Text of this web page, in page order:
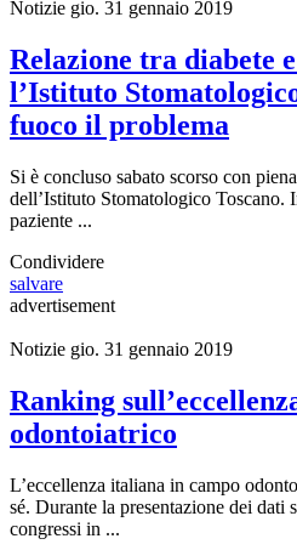
Notizie gio. 31 gennaio 2019
Relazione tra diabete
l’Istituto
fuoco il problema
Si è concluso sabato scorso con
dell’Istituto Stomatologico Toscano.
paziente ...
Condividere
salvare
advertisement
Notizie gio. 31 gennaio 2019
Ranking
odontoiatrico
L’eccellenza italiana in campo
sé. Durante la presentazione dei dati
congressi in ...